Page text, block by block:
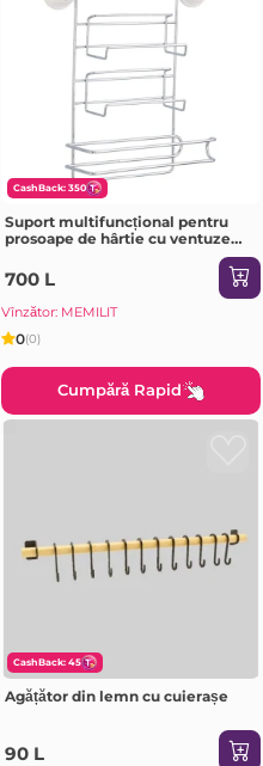
CashBack: 350
Suport multifuncțional pentru
prosoape de hârtie cu ventuze
albe 330x238x87 mm chrome E4
700 L
Vînzător: MEMILIT
0(0)
Cumpără Rapid
CashBack: 45
Agățător din lemn cu cuierașe
90 L